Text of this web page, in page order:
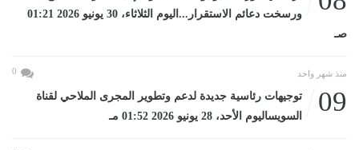
ورسخت دعائم الاستقرار...اليوم الثلاثاء، 30 يونيو 2026 01:21
صـ
منذ شهر واحد 0
09
توجيهات رئاسية جديدة لدعم وتطوير المجرى الملاحي لقناة
السويساليوم الأحد، 28 يونيو 2026 01:52 مـ